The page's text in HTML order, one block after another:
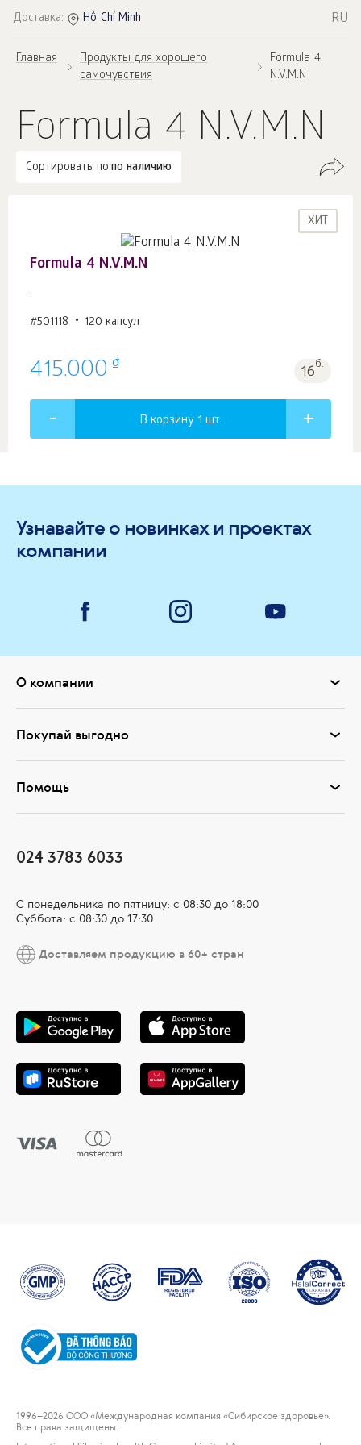
Доставка: Hồ Chí Minh RU
Главная
Продукты для хорошего
самочувствия
Formula 4
N.V.M.N
Formula 4 N.V.M.N
Сортировать по:по наличию
ХИТ
Formula 4 N.V.M.N
.
#501118 120 капсул
415.000 ₫ 16б.
В корзину 1 шт.
Узнавайте о новинках и проектах
компании
О компании
Покупай выгодно
Помощь
024 3783 6033
С понедельника по пятницу: с 08:30 до 18:00
Суббота: с 08:30 до 17:30
Доставляем продукцию в 60+ стран
1996–2026 ООО «Международная компания «Сибирское здоровье».
Все права защищены.